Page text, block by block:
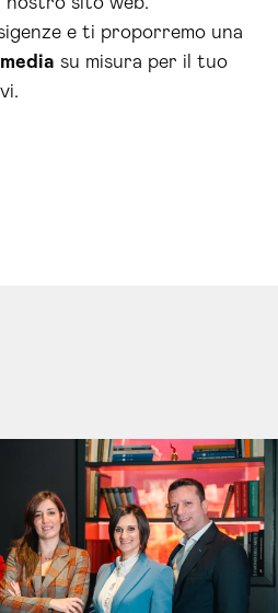
e ti proporremo una
su misura per il tuo